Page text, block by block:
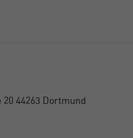
44263 Dortmund